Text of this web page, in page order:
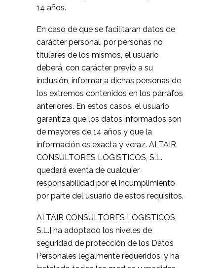
14 años.
En caso de que se facilitaran datos de
carácter personal, por personas no
titulares de los mismos, el usuario
deberá, con carácter previo a su
inclusión, informar a dichas personas de
los extremos contenidos en los párrafos
anteriores. En estos casos, el usuario
garantiza que los datos informados son
de mayores de 14 años y que la
información es exacta y veraz. ALTAIR
CONSULTORES LOGISTICOS, S.L.
quedará exenta de cualquier
responsabilidad por el incumplimiento
por parte del usuario de estos requisitos.
ALTAIR CONSULTORES LOGISTICOS,
S.L.] ha adoptado los niveles de
seguridad de protección de los Datos
Personales legalmente requeridos, y ha